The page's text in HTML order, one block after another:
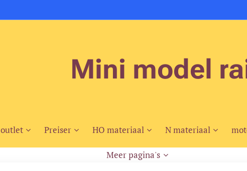
Mini model
outlet Preiser HO materiaal N materiaal
Meer pagina's